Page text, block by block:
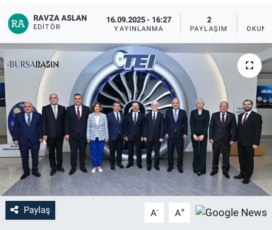
RAVZA ASLAN
EDITÖR
16.09.2025 - 16:27
YAYINLANMA
2
PAYLAŞIM
Paylaş A- A+
Yerel
Bursaspor
Gündem
Sağlık
Eğitim
Ekonomi
Dünya
Tüm Manşetler
Son Dakika Haberleri
Haber Arşivi